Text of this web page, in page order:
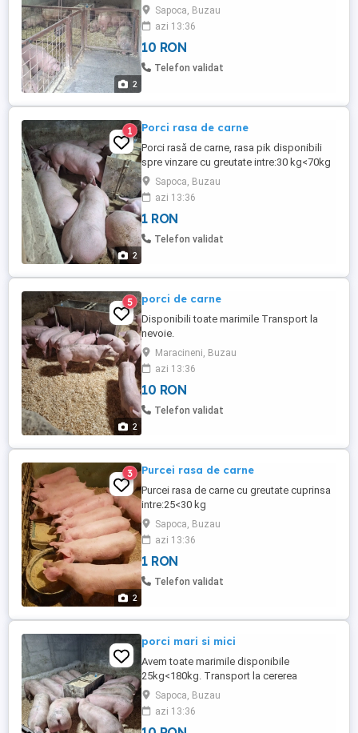
2
Sapoca, Buzau
azi 13:36
10 RON
Telefon validat
2
1 Porci rasa de carne
Porci rasă de carne, rasa pik disponibili
spre vinzare cu greutate intre:30 kg<70kg
si 100<170kg.
Sapoca, Buzau
azi 13:36
1 RON
Telefon validat
2
5 porci de carne
Disponibili toate marimile Transport la
nevoie.
Maracineni, Buzau
azi 13:36
10 RON
Telefon validat
2
3 Purcei rasa de carne
Purcei rasa de carne cu greutate cuprinsa
intre:25<30 kg
Sapoca, Buzau
azi 13:36
1 RON
Telefon validat
porci mari si mici
Avem toate marimile disponibile
25kg<180kg. Transport la cererea
clientului.
Sapoca, Buzau
azi 13:36